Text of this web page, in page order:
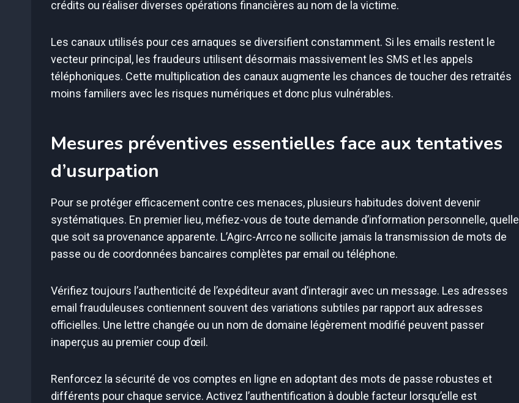
crédits ou réaliser diverses opérations financières au nom de la victime.
Les canaux utilisés pour ces arnaques se diversifient constamment. Si les emails restent le
vecteur principal, les fraudeurs utilisent désormais massivement les SMS et les appels
téléphoniques. Cette multiplication des canaux augmente les chances de toucher des retraités
moins familiers avec les risques numériques et donc plus vulnérables.
Mesures préventives essentielles face aux tentatives
d’usurpation
Pour se protéger efficacement contre ces menaces, plusieurs habitudes doivent devenir
systématiques. En premier lieu, méfiez-vous de toute demande d’information personnelle, quelle
que soit sa provenance apparente. L’Agirc-Arrco ne sollicite jamais la transmission de mots de
passe ou de coordonnées bancaires complètes par email ou téléphone.
Vérifiez toujours l’authenticité de l’expéditeur avant d’interagir avec un message. Les adresses
email frauduleuses contiennent souvent des variations subtiles par rapport aux adresses
officielles. Une lettre changée ou un nom de domaine légèrement modifié peuvent passer
inaperçus au premier coup d’œil.
Renforcez la sécurité de vos comptes en ligne en adoptant des mots de passe robustes et
différents pour chaque service. Activez l’authentification à double facteur lorsqu’elle est